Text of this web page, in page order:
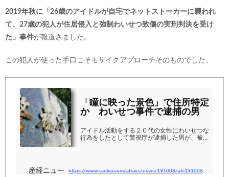
2019年秋に「26歳のアイドルが自宅でネットストーカーに襲われ
て、27歳の犯人が住居侵入と強制わいせつ致傷の実刑判決を受け
た」事件が報道さました。
この犯人が使った手口こそモザイクアプローチそのものでした。
「瞳に映った景色」で住所特定
か わいせつ事件で逮捕の男
アイドル活動をする２０代の女性にわいせつな
行為をしたとして警視庁が逮捕した男が、被害
産経ニュース https://www.sankei.com/affairs/news/191008/afr1910080047-n1.html